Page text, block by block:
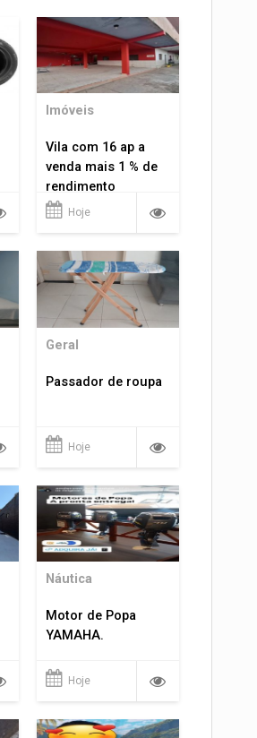
Imóveis
Vila com 16 ap a
venda mais 1 % de
rendimento
Hoje
Geral
Passador de roupa
Hoje
Náutica
Motor de Popa
YAMAHA.
Hoje